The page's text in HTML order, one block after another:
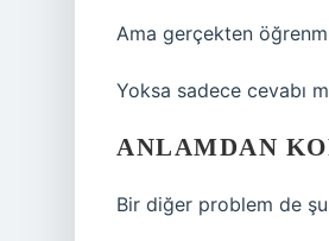
Ama gerçekten
Yoksa sadece cevabı
ANLAMDAN
Bir diğer problem de